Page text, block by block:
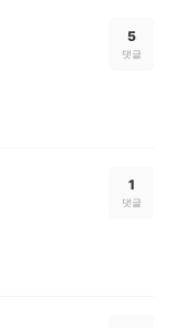
5
댓글
1
댓글